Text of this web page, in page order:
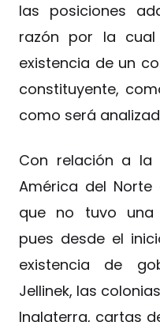
las posiciones
razón por la
existencia de un
constituyente,
como será
Con relación a la
América del
que no tuvo una
pues desde el
existencia de
Jellinek, las
Inglaterra, cartas